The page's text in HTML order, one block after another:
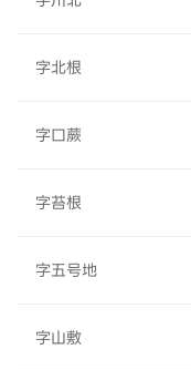
字北根
字口蕨
字苔根
字五号地
字山敷